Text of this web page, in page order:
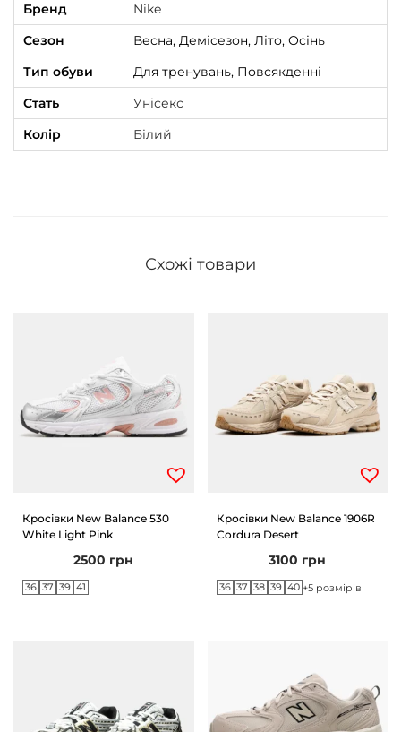
e
P
l
a
t
i
с
т
ь
Бренд
Nike
Сезон
Весна, Демісезон, Літо, Осінь
Тип обуви
Для тренувань, Повсякденні
Стать
Унісекс
Колір
Білий
Схожі товари
Кросівки New Balance 530
White Light Pink
2500 грн
36 37 39 41
Кросівки New Balance 1906R
Cordura Desert
3100 грн
36 37 38 39 40 +5 розмірів